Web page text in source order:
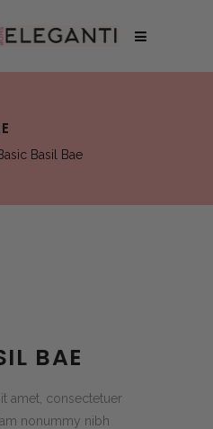
Basil Bae
BAE
amet, consectetuer
nonummy nibh